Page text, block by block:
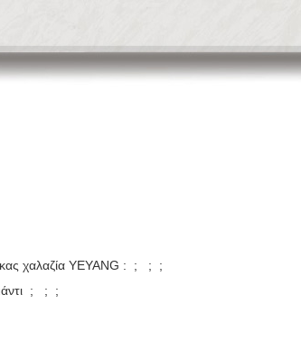
χαλαζία YEYANG : ; ; ;
; ; ;